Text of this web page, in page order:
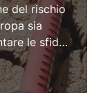
del rischio
sia
le sfide
di più in